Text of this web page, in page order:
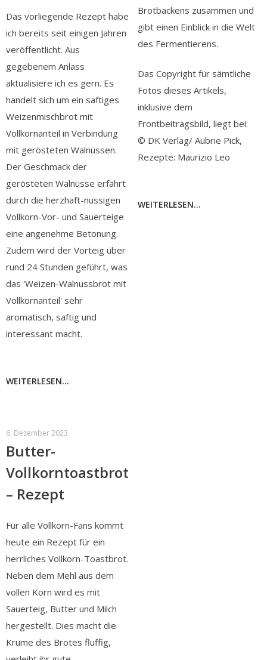
Das vorliegende Rezept habe
ich bereits seit einigen Jahren
veröffentlicht. Aus
gegebenem Anlass
aktualisiere ich es gern. Es
handelt sich um ein saftiges
Weizenmischbrot mit
Vollkornanteil in Verbindung
mit gerösteten Walnüssen.
Der Geschmack der
gerösteten Walnüsse erfährt
durch die herzhaft-nussigen
Vollkorn-Vor- und Sauerteige
eine angenehme Betonung.
Zudem wird der Vorteig über
rund 24 Stunden geführt, was
das 'Weizen-Walnussbrot mit
Vollkornanteil' sehr
aromatisch, saftig und
interessant macht.
WEITERLESEN...
Brotbackens zusammen und
gibt einen Einblick in die Welt
des Fermentierens.
Das Copyright für sämtliche
Fotos dieses Artikels,
inklusive dem
Frontbeitragsbild, liegt bei:
© DK Verlag/ Aubrie Pick,
Rezepte: Maurizio Leo
WEITERLESEN...
6. Dezember 2023
Butter-
Vollkorntoastbrot
– Rezept
Für alle Vollkorn-Fans kommt
heute ein Rezept für ein
herrliches Vollkorn-Toastbrot.
Neben dem Mehl aus dem
vollen Korn wird es mit
Sauerteig, Butter und Milch
hergestellt. Dies macht die
Krume des Brotes fluffig,